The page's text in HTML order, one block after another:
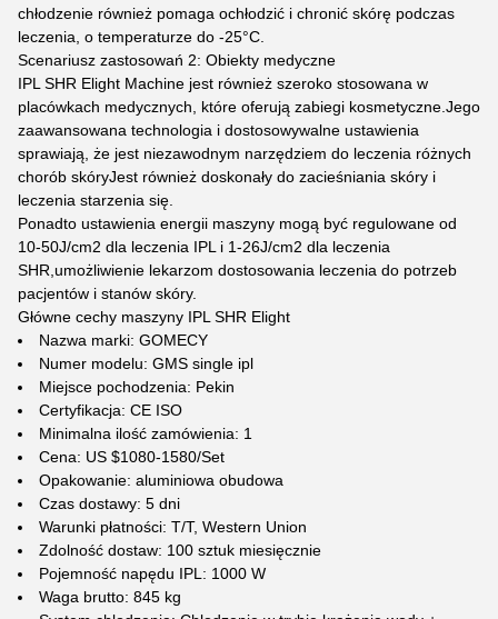
chłodzenie również pomaga ochłodzić i chronić skórę podczas
leczenia, o temperaturze do -25°C.
Scenariusz zastosowań 2: Obiekty medyczne
IPL SHR Elight Machine jest również szeroko stosowana w
placówkach medycznych, które oferują zabiegi kosmetyczne.Jego
zaawansowana technologia i dostosowywalne ustawienia
sprawiają, że jest niezawodnym narzędziem do leczenia różnych
chorób skóryJest również doskonały do zacieśniania skóry i
leczenia starzenia się.
Ponadto ustawienia energii maszyny mogą być regulowane od
10-50J/cm2 dla leczenia IPL i 1-26J/cm2 dla leczenia
SHR,umożliwienie lekarzom dostosowania leczenia do potrzeb
pacjentów i stanów skóry.
Główne cechy maszyny IPL SHR Elight
Nazwa marki: GOMECY
Numer modelu: GMS single ipl
Miejsce pochodzenia: Pekin
Certyfikacja: CE ISO
Minimalna ilość zamówienia: 1
Cena: US $1080-1580/Set
Opakowanie: aluminiowa obudowa
Czas dostawy: 5 dni
Warunki płatności: T/T, Western Union
Zdolność dostaw: 100 sztuk miesięcznie
Pojemność napędu IPL: 1000 W
Waga brutto: 845 kg